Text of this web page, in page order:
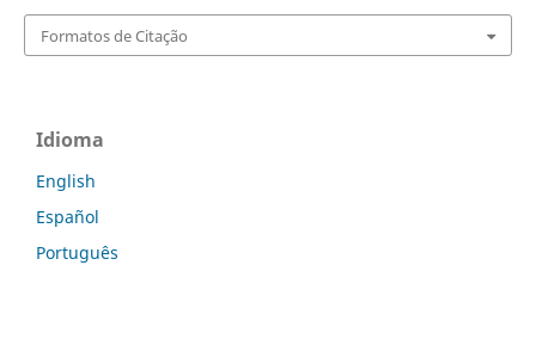
Formatos de Citação
Idioma
English
Español
Português